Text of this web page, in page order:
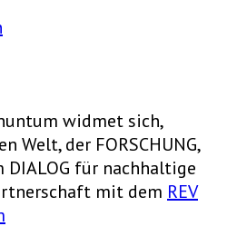
widmet sich,
Welt, der FORSCHUNG,
DIALOG für nachhaltige
mit dem REV